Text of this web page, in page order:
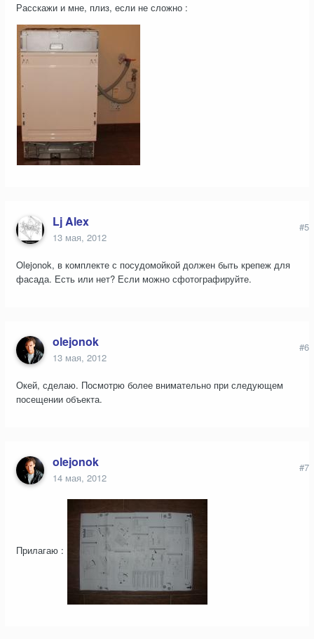
Расскажи и мне, плиз, если не сложно :
Lj Alex
13 мая, 2012
#5
Olejonok, в комплекте с посудомойкой должен быть крепеж для
фасада. Есть или нет? Если можно сфотографируйте.
olejonok
13 мая, 2012
#6
Окей, сделаю. Посмотрю более внимательно при следующем
посещении объекта.
olejonok
14 мая, 2012
#7
Прилагаю :